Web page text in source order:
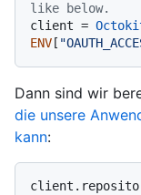
like below.
client =
ENV [
Dann sind wir
die unsere
kann: